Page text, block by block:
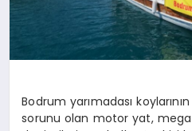
Bodrum yarımadası
sorunu olan motor yat,